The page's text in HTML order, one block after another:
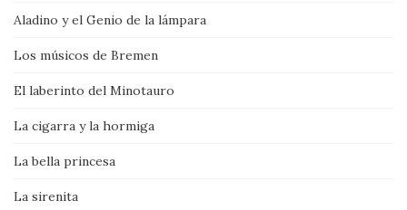
Aladino y el Genio de la lámpara
Los músicos de Bremen
El laberinto del Minotauro
La cigarra y la hormiga
La bella princesa
La sirenita